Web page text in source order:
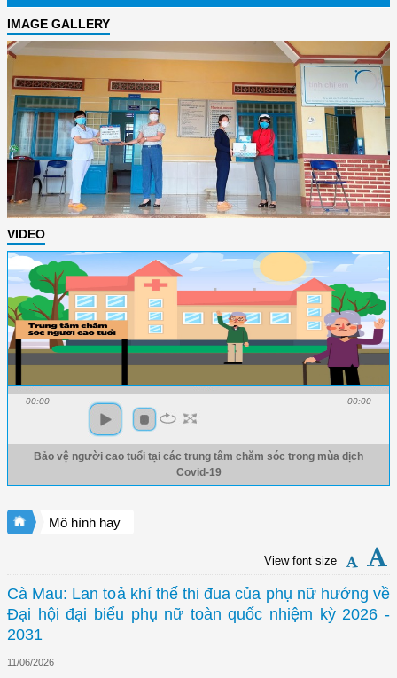
IMAGE GALLERY
VIDEO
00:00 00:00
Bảo vệ người cao tuổi tại các trung tâm chăm sóc trong mùa dịch
Covid-19
Mô hình hay
View font size
Cà Mau: Lan toả khí thế thi đua của phụ nữ hướng về
Đại hội đại biểu phụ nữ toàn quốc nhiệm kỳ 2026 -
2031
11/06/2026